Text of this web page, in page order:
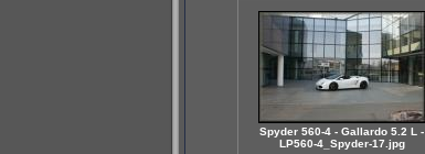
Spyder 560-4 - Gallardo 5.2 L -
LP560-4_Spyder-17.jpg